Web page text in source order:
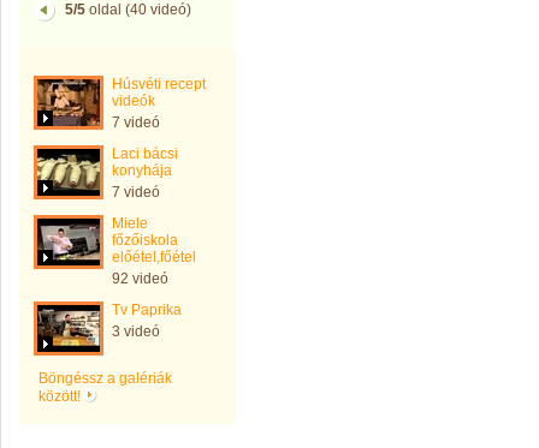
5/5oldal (40 videó)
Húsvéti recept
videók
7 videó
Laci bácsi
konyhája
7 videó
Miele
főzőiskola
előétel,főétel
92 videó
Tv Paprika
3 videó
Böngéssz a galériák
között!